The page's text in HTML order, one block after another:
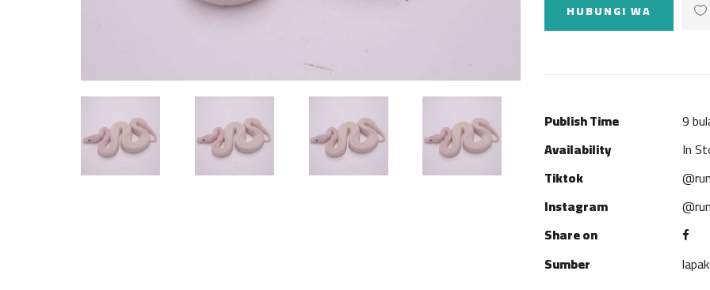
HUBUNGI WA
Publish Time
9
Availability
In
Tiktok
Instagram
Share on
Sumber